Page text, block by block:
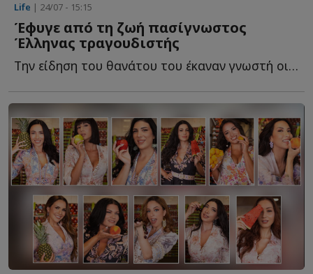
Life | 24/07 - 15:15
Έφυγε από τη ζωή πασίγνωστος
Έλληνας τραγουδιστής
Την είδηση του θανάτου του έκαναν γνωστή οι δύο κόρες τ...